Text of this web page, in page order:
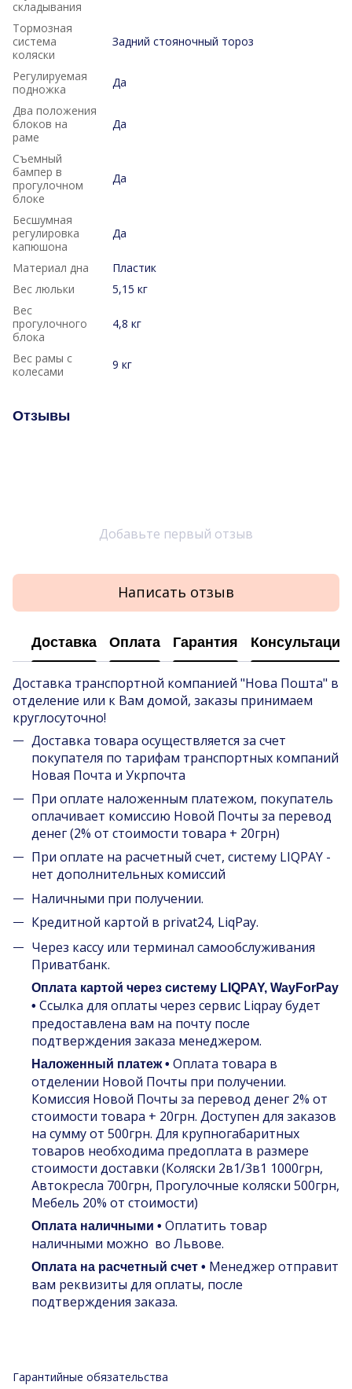
складывания
Тормозная
система
коляски
Задний стояночный тороз
Регулируемая
подножка
Да
Два положения
блоков на
раме
Да
Съемный
бампер в
прогулочном
блоке
Да
Бесшумная
регулировка
капюшона
Да
Материал дна
Пластик
Вес люльки
5,15 кг
Вес
прогулочного
блока
4,8 кг
Вес рамы с
колесами
9 кг
Отзывы
Добавьте первый отзыв
Написать отзыв
Доставка Оплата Гарантия Консультация
Доставка транспортной компанией "Нова Пошта" в
отделение или к Вам домой, заказы принимаем
круглосуточно!
Доставка товара осуществляется за счет
покупателя по тарифам транспортных компаний
Новая Почта и Укрпочта
При оплате наложенным платежом, покупатель
оплачивает комиссию Новой Почты за перевод
денег (2% от стоимости товара + 20грн)
При оплате на расчетный счет, систему LIQPAY -
нет дополнительных комиссий
Наличными при получении.
Кредитной картой в privat24, LiqPay.
Через кассу или терминал самообслуживания
Приватбанк.
Оплата картой через систему LIQPAY, WayForPay
• Ссылка для оплаты через сервис Liqpay будет
предоставлена вам на почту после
подтверждения заказа менеджером.
Наложенный платеж • Оплата товара в
отделении Новой Почты при получении.
Комиссия Новой Почты за перевод денег 2% от
стоимости товара + 20грн. Доступен для заказов
на сумму от 500грн. Для крупногабаритных
товаров необходима предоплата в размере
стоимости доставки (Коляски 2в1/3в1 1000грн,
Автокресла 700грн, Прогулочные коляски 500грн,
Мебель 20% от стоимости)
Оплата наличными • Оплатить товар
наличными можно во Львове.
Оплата на расчетный счет • Менеджер отправит
вам реквизиты для оплаты, после
подтверждения заказа.
Гарантийные обязательства